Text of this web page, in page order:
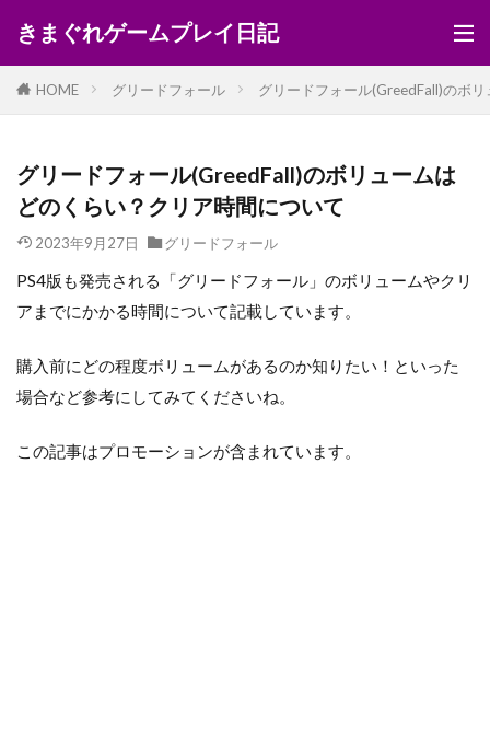
きまぐれゲームプレイ日記
HOME グリードフォール グリードフォール(GreedFall)のボ
グリードフォール(GreedFall)のボリュームは
どのくらい？クリア時間について
2023年9月27日 グリードフォール
PS4版も発売される「グリードフォール」のボリュームやクリ
アまでにかかる時間について記載しています。
購入前にどの程度ボリュームがあるのか知りたい！といった
場合など参考にしてみてくださいね。
この記事はプロモーションが含まれています。